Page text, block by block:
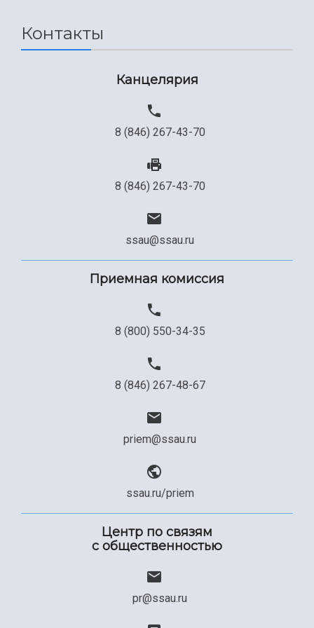
Сведения об образовательной организации
Контакты
Канцелярия
8 (846) 267-43-70
8 (846) 267-43-70
ssau@ssau.ru
Приемная комиссия
8 (800) 550-34-35
8 (846) 267-48-67
priem@ssau.ru
ssau.ru/priem
Центр по связям
с общественностью
pr@ssau.ru